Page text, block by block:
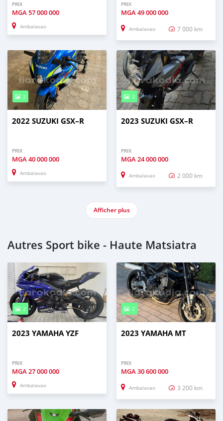
PRIX
MGA57 000 000
Ambalavao
PRIX
MGA49 000 000
Ambalavao 7 000 km
2
2022 SUZUKI GSX–R
PRIX
MGA40 000 000
Ambalavao
2
2023 SUZUKI GSX–R
PRIX
MGA24 000 000
Ambalavao 2 000 km
Afficher plus
Autres Sport bike - Haute Matsiatra
2
2023 YAMAHA YZF
PRIX
MGA27 000 000
Ambalavao
2
2023 YAMAHA MT
PRIX
MGA30 600 000
Ambalavao 3 200 km